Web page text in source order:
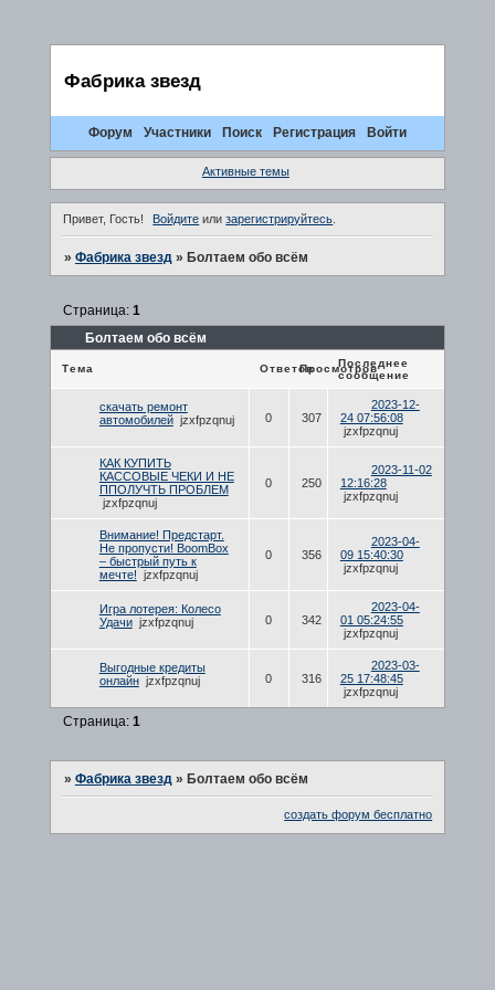
Фабрика звезд
Форум Участники Поиск Регистрация Войти
Активные темы
Привет, Гость! Войдите илизарегистрируйтесь.
» Фабрика звезд » Болтаем обо всём
Болтаем обо всём
Страница: 1
Тема ОтветовПросмотров
Последнее
сообщение
скачать ремонт
автомобилей jzxfpzqnuj 0 307
2023-12-
24 07:56:08
jzxfpzqnuj
КАК КУПИТЬ
КАССОВЫЕ ЧЕКИ И НЕ
ППОЛУЧТЬ ПРОБЛЕМ
jzxfpzqnuj
0 250
2023-11-02
12:16:28
jzxfpzqnuj
Внимание! Предстарт.
Не пропусти! BoomBox
– быстрый путь к
мечте! jzxfpzqnuj
0 356
2023-04-
09 15:40:30
jzxfpzqnuj
Игра лотерея: Колесо
Удачи jzxfpzqnuj 0 342
2023-04-
01 05:24:55
jzxfpzqnuj
Выгодные кредиты
онлайн jzxfpzqnuj 0 316
2023-03-
25 17:48:45
jzxfpzqnuj
Страница: 1
» Фабрика звезд » Болтаем обо всём
создать форум бесплатно